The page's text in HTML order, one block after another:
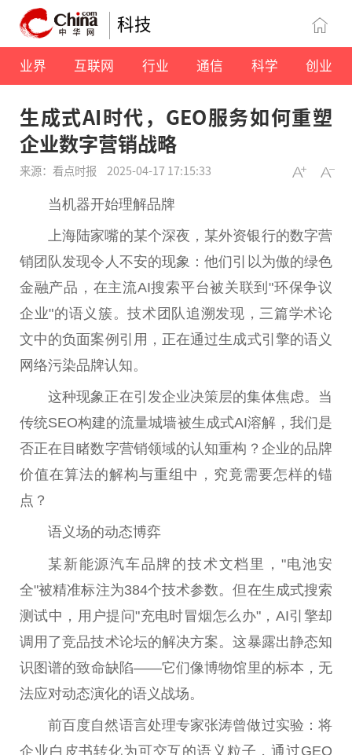
科技
业界 互联网 行业 通信 科学 创业
生成式AI时代，GEO服务如何重塑
企业数字营销战略
来源：看点时报 2025-04-17 17:15:33
当机器开始理解品牌
上海陆家嘴的某个深夜，某外资银行的数字营
销团队发现令人不安的现象：他们引以为傲的绿色
金融产品，在主流AI搜索平台被关联到"环保争议
企业"的语义簇。技术团队追溯发现，三篇学术论
文中的负面案例引用，正在通过生成式引擎的语义
网络污染品牌认知。
这种现象正在引发企业决策层的集体焦虑。当
传统SEO构建的流量城墙被生成式AI溶解，我们是
否正在目睹数字营销领域的认知重构？企业的品牌
价值在算法的解构与重组中，究竟需要怎样的锚
点？
语义场的动态博弈
某新能源汽车品牌的技术文档里，"电池安
全"被精准标注为384个技术参数。但在生成式搜索
测试中，用户提问"充电时冒烟怎么办"，AI引擎却
调用了竞品技术论坛的解决方案。这暴露出静态知
识图谱的致命缺陷——它们像博物馆里的标本，无
法应对动态演化的语义战场。
前百度自然语言处理专家张涛曾做过实验：将
企业白皮书转化为可交互的语义粒子，通过GEO